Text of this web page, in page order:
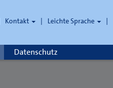
Kontakt Leichte Sprache
Datenschutz